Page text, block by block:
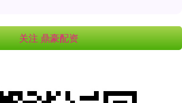
关注 鼎豪配资